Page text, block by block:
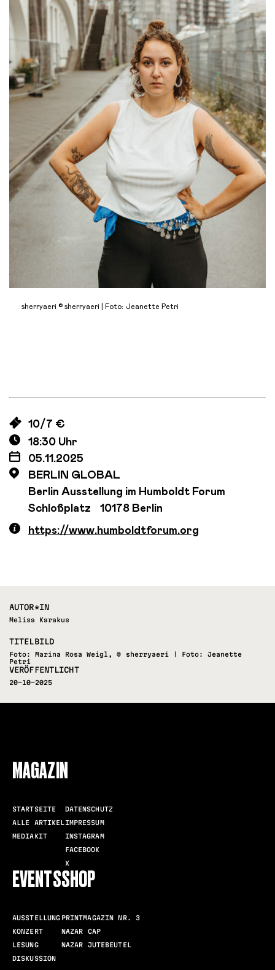
sherryaeri © sherryaeri | Foto: Jeanette Petri
10/7 €
18:30 Uhr
05.11.2025
BERLIN GLOBAL
Berlin Ausstellung im Humboldt Forum
Schloßplatz 10178 Berlin
https://www.humboldtforum.org
AUTOR*IN
Melisa Karakus
TITELBILD
Foto: Marina Rosa Weigl, © sherryaeri | Foto: Jeanette
Petri
VERÖFFENTLICHT
20-10-2025
MAGAZIN
STARTSEITE
ALLE ARTIKEL
MEDIAKIT
DATENSCHUTZ
IMPRESSUM
INSTAGRAM
FACEBOOK
X
EVENTS
AUSSTELLUNG
KONZERT
LESUNG
DISKUSSION
SHOP
PRINTMAGAZIN NR. 3
NAZAR CAP
NAZAR JUTEBEUTEL